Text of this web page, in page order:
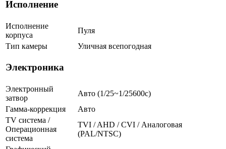
Исполнение
Исполнение
корпуса
Пуля
Тип камеры
Уличная всепогодная
Электроника
Электронный
затвор
Авто (1/25~1/25600с)
Гамма-коррекция
Авто
TV система /
Операционная
система
TVI / AHD / CVI / Аналоговая
(PAL/NTSC)